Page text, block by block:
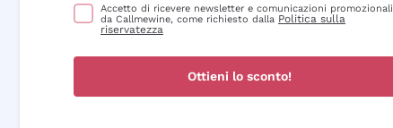
Accetto di ricevere newsletter e comunicazioni promozionali
da Callmewine, come richiesto dalla Politica sulla
riservatezza
Ottieni lo sconto!